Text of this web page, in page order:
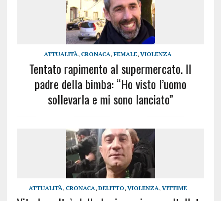
ATTUALITÀ, CRONACA,FEMALE,VIOLENZA
Tentato rapimento al supermercato. Il
padre della bimba: “Ho visto l’uomo
sollevarla e mi sono lanciato”
ATTUALITÀ, CRONACA,DELITTO,VIOLENZA,VITTIME